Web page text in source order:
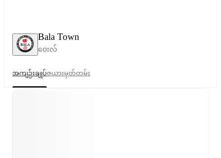
Bala Town
ဝေးလ်
အကျဉ်းချုပ်ဇယားမှတ်တမ်း